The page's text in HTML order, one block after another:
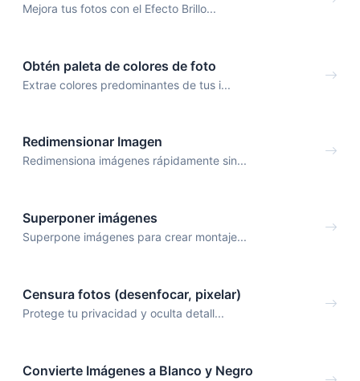
Mejora tus fotos con el Efecto Brillo...
Obtén paleta de colores de foto
Extrae colores predominantes de tus i...
Redimensionar Imagen
Redimensiona imágenes rápidamente sin...
Superponer imágenes
Superpone imágenes para crear montaje...
Censura fotos (desenfocar, pixelar)
Protege tu privacidad y oculta detall...
Convierte Imágenes a Blanco y Negro